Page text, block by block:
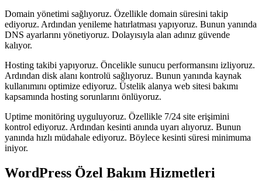
Domain yönetimi sağlıyoruz. Özellikle domain süresini takip
ediyoruz. Ardından yenileme hatırlatması yapıyoruz. Bunun yanında
DNS ayarlarını yönetiyoruz. Dolayısıyla alan adınız güvende
kalıyor.
Hosting takibi yapıyoruz. Öncelikle sunucu performansını izliyoruz.
Ardından disk alanı kontrolü sağlıyoruz. Bunun yanında kaynak
kullanımını optimize ediyoruz. Üstelik alanya web sitesi bakımı
kapsamında hosting sorunlarını önlüyoruz.
Uptime monitöring uyguluyoruz. Özellikle 7/24 site erişimini
kontrol ediyoruz. Ardından kesinti anında uyarı alıyoruz. Bunun
yanında hızlı müdahale ediyoruz. Böylece kesinti süresi minimuma
iniyor.
WordPress Özel Bakım Hizmetleri